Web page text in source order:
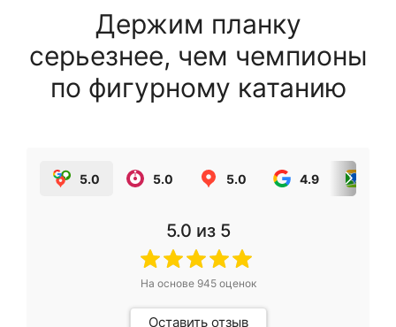
Держим планку
серьезнее, чем чемпионы
по фигурному катанию
5.0 5.0 5.0 4.9
5.0 из 5
На основе 945оценок
Оставить отзыв